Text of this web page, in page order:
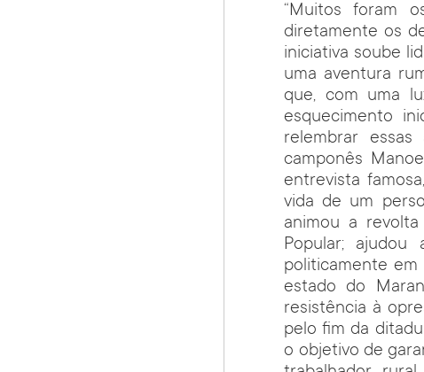
“Muitos foram
diretamente os
iniciativa soube
uma aventura
que, com uma
esquecimento
relembrar
camponês
entrevista
vida de um
animou a
Popular;
politicamente em
estado do
resistência à
pelo fim da
o objetivo de